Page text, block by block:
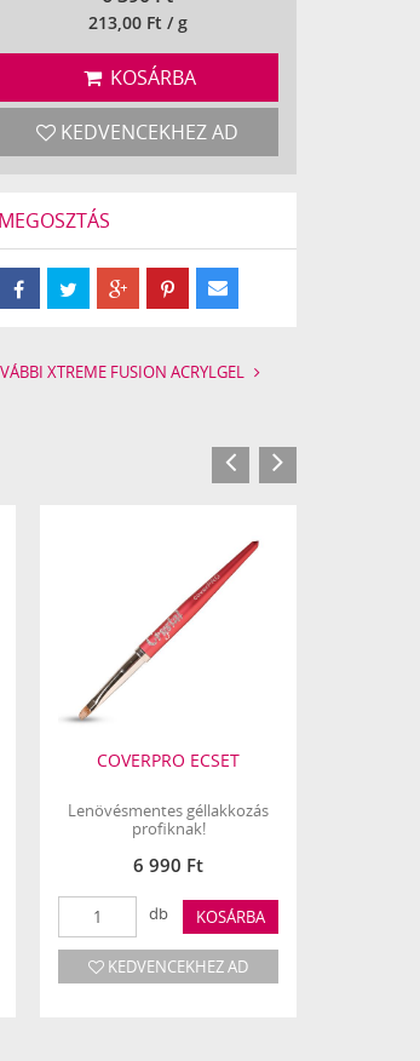
213,00 Ft / g
KOSÁRBA
KEDVENCEKHEZ AD
MEGOSZTÁS
XTREME FUSION ACRYLGEL
COVERPRO ECSET
Lenövésmentes géllakkozás
profiknak!
6 990 Ft
db KOSÁRBA
KEDVENCEKHEZ AD